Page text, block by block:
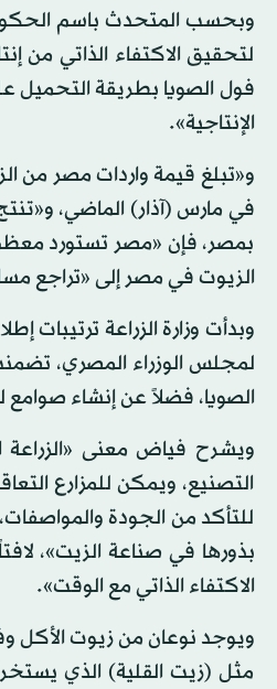
وبحسب المتحدث باسم
لتحقيق الاكتفاء الذاتي من
فول الصويا بطريقة التحميل
الإنتاجية».
بمصر، فإن «مصر تستورد
الزيوت في مصر إلى «تراجع
وبدأت وزارة الزراعة
لمجلس الوزراء المصري،
الصويا، فضلاً عن إنشاء صوامع
ويشرح فياض معنى «الزراعة
التصنيع، ويمكن للمزارع
للتأكد من الجودة
بذورها في صناعة الزيت»،
الاكتفاء الذاتي مع الوقت».
ويوجد نوعان من زيوت
مثل (زيت القلية) الذي